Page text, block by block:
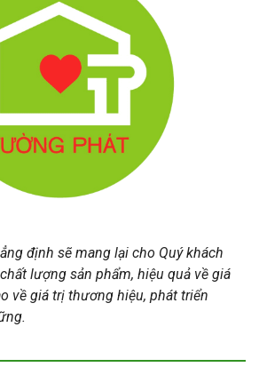
định sẽ mang lại cho Quý khách
lượng sản phẩm, hiệu quả về giá
về giá trị thương hiệu, phát triển